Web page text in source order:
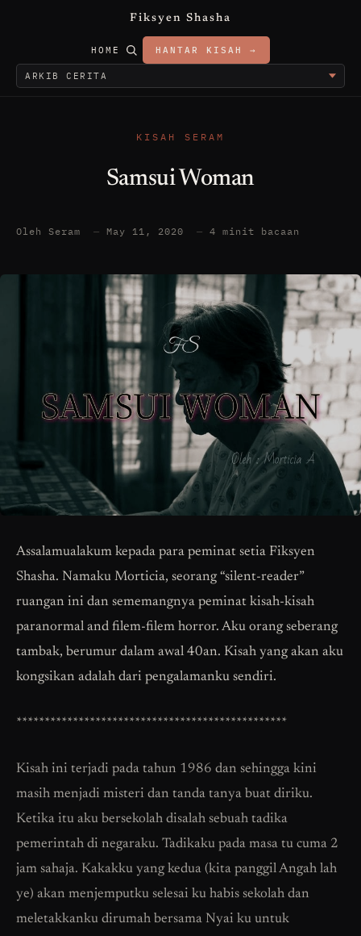
Fiksyen Shasha
HOME HANTAR KISAH →
KISAH SERAM
Samsui Woman
Oleh Seram — May 11, 2020 — 4 minit bacaan
Assalamualakum kepada para peminat setia Fiksyen
Shasha. Namaku Morticia, seorang “silent-reader”
ruangan ini dan sememangnya peminat kisah-kisah
paranormal and filem-filem horror. Aku orang seberang
tambak, berumur dalam awal 40an. Kisah yang akan aku
kongsikan adalah dari pengalamanku sendiri.
************************************************
Kisah ini terjadi pada tahun 1986 dan sehingga kini
masih menjadi misteri dan tanda tanya buat diriku.
Ketika itu aku bersekolah disalah sebuah tadika
pemerintah di negaraku. Tadikaku pada masa tu cuma 2
jam sahaja. Kakakku yang kedua (kita panggil Angah lah
ye) akan menjemputku selesai ku habis sekolah dan
meletakkanku dirumah bersama Nyai ku untuk